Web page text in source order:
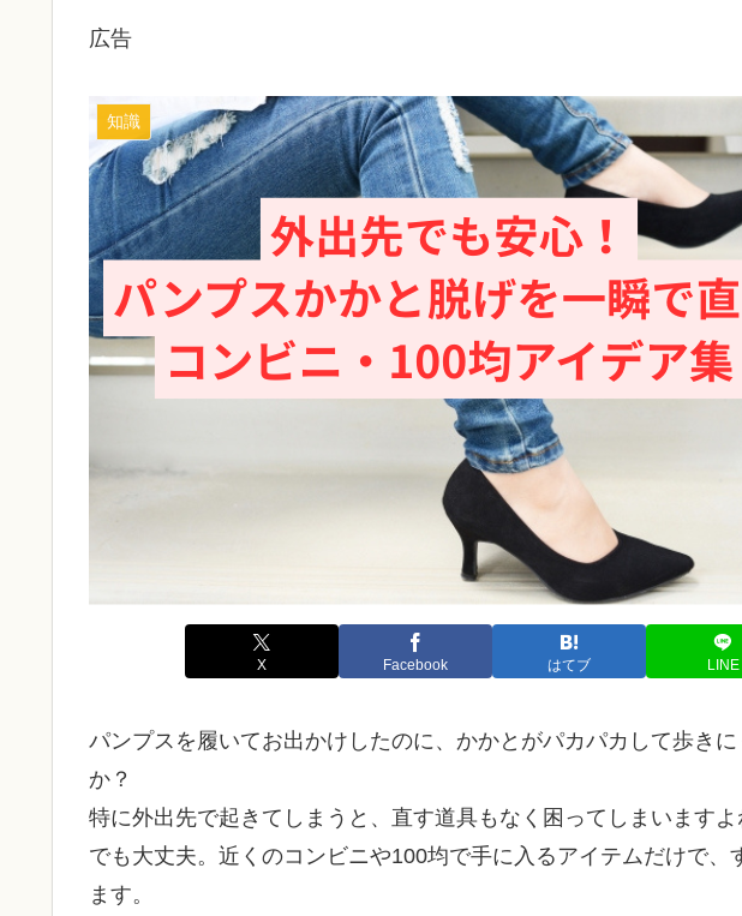
広告
知識
X Facebook はてブ LINE
パンプスを履いてお出かけしたのに、かかとがパカパカして歩き
か？
特に外出先で起きてしまうと、直す道具もなく困ってしまいますよ
でも大丈夫。近くのコンビニや100均で手に入るアイテムだけで、
ます。